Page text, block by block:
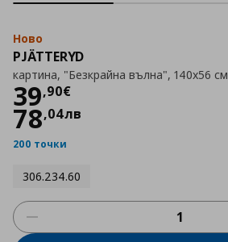
Ново
PJÄTTERYD
картина, "Безкрайна вълна", 140x56 см
39,90€
Цена
78,04лв
200 точки
306.234.60